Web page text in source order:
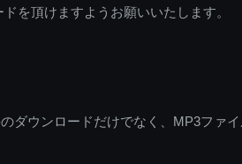
を頂けますようお願いいたします。
ウンロードだけでなく、MP3ファ